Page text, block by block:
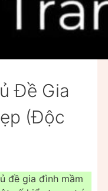
Đề Gia
(Độc
đề gia đình mầm